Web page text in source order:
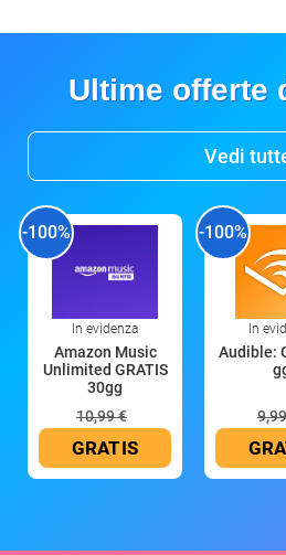
Ultime offerte
Vedi
-100%
In evidenza
Amazon Music
Unlimited GRATIS
30gg
10,99 €
GRATIS
-100%
In
Audible: